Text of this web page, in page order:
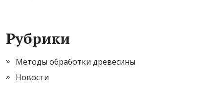
Рубрики
Методы обработки древесины
Новости